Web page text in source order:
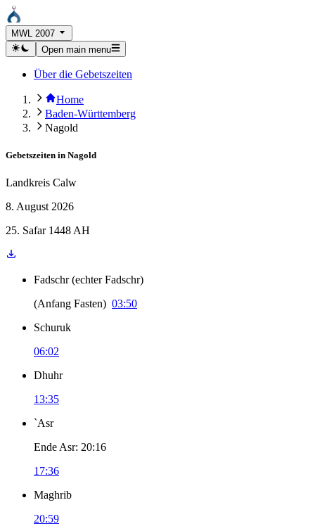
MWL 2007
Open main menu
Über die Gebetszeiten
Home
Baden-Württemberg
Nagold
Gebetszeiten in Nagold
Landkreis Calw
8. August 2026
25. Safar 1448 AH
Fadschr (echter Fadschr)
(Anfang Fasten) 03:50
Schuruk
06:02
Dhuhr
13:35
`Asr
Ende Asr: 20:16
17:36
Maghrib
20:59